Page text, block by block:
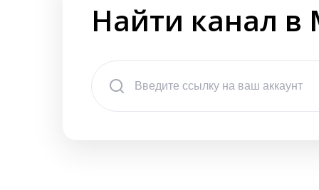
Найти канал в